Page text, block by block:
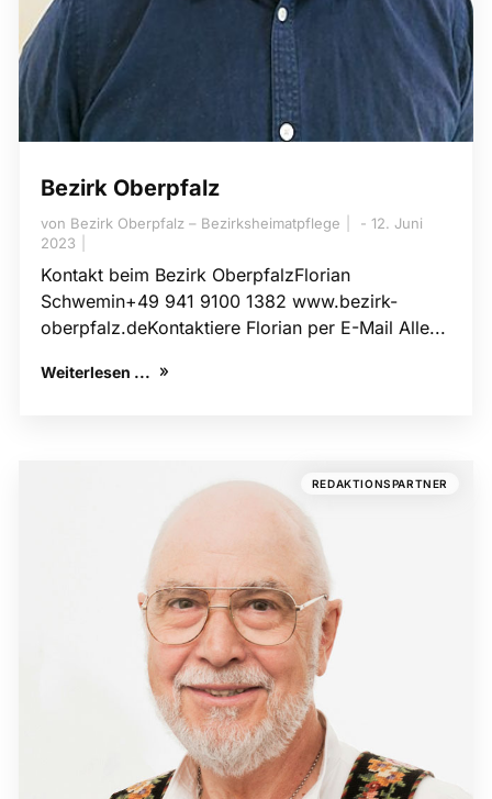
Bezirk Oberpfalz
von Bezirk Oberpfalz – Bezirksheimatpflege
12. Juni
2023
Kontakt beim Bezirk OberpfalzFlorian
Schwemin+49 941 9100 1382 www.bezirk-
oberpfalz.deKontaktiere Florian per E-Mail Alle...
Weiterlesen ...
REDAKTIONSPARTNER